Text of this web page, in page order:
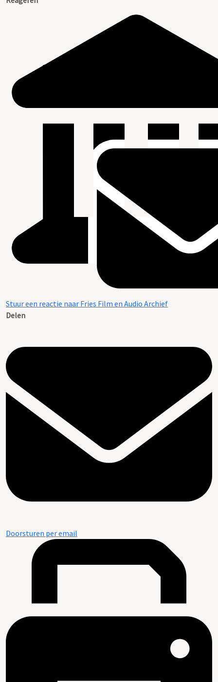
Stuur een reactie naar Fries Film en Audio Archief
Delen
Doorsturen per email